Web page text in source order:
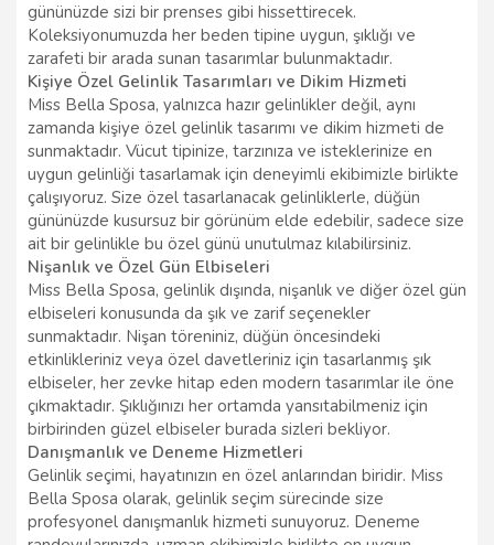
gününüzde sizi bir prenses gibi hissettirecek.
Koleksiyonumuzda her beden tipine uygun, şıklığı ve
zarafeti bir arada sunan tasarımlar bulunmaktadır.
Kişiye Özel Gelinlik Tasarımları ve Dikim Hizmeti
Miss Bella Sposa, yalnızca hazır gelinlikler değil, aynı
zamanda kişiye özel gelinlik tasarımı ve dikim hizmeti de
sunmaktadır. Vücut tipinize, tarzınıza ve isteklerinize en
uygun gelinliği tasarlamak için deneyimli ekibimizle birlikte
çalışıyoruz. Size özel tasarlanacak gelinliklerle, düğün
gününüzde kusursuz bir görünüm elde edebilir, sadece size
ait bir gelinlikle bu özel günü unutulmaz kılabilirsiniz.
Nişanlık ve Özel Gün Elbiseleri
Miss Bella Sposa, gelinlik dışında, nişanlık ve diğer özel gün
elbiseleri konusunda da şık ve zarif seçenekler
sunmaktadır. Nişan töreniniz, düğün öncesindeki
etkinlikleriniz veya özel davetleriniz için tasarlanmış şık
elbiseler, her zevke hitap eden modern tasarımlar ile öne
çıkmaktadır. Şıklığınızı her ortamda yansıtabilmeniz için
birbirinden güzel elbiseler burada sizleri bekliyor.
Danışmanlık ve Deneme Hizmetleri
Gelinlik seçimi, hayatınızın en özel anlarından biridir. Miss
Bella Sposa olarak, gelinlik seçim sürecinde size
profesyonel danışmanlık hizmeti sunuyoruz. Deneme